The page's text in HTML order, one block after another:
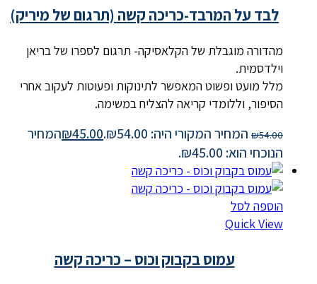
לבד על המרבד-כריכה קשה (תרגום של מיריק)
מהדורה מוגבלת של הקלאסיקה- תרגום לספרו של בריאן
וילדסמית.
מלל מועט ופשוט המאפשר לתינוקות ופעוטות לעקוב אחרי
הסיפור, וללומדי קריאה להצליח במשימה.
₪54.00 המחיר המקורי היה: ₪54.00. ₪45.00
המחיר
הנוכחי הוא: ₪45.00.
הוספה לסל
Quick View
עמוס בקבוק וכוס – כריכה קשה